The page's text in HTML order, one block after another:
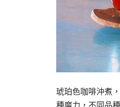
琥珀色咖啡沖煮